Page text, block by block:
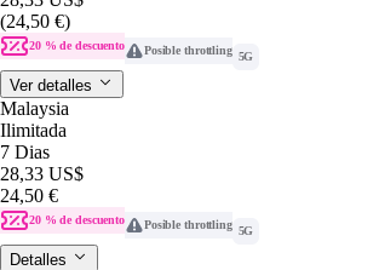
(24,50 €)
20 % de descuento Posible throttling 5G
Ver detalles
Malaysia
Ilimitada
7 Dias
28,33 US$
24,50 €
20 % de descuento Posible throttling 5G
Detalles